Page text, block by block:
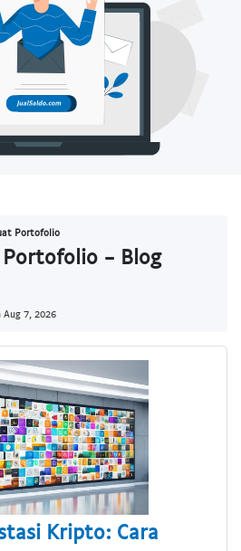
Portofolio
Portofolio - Blog
Aug 7, 2026
Kripto: Cara